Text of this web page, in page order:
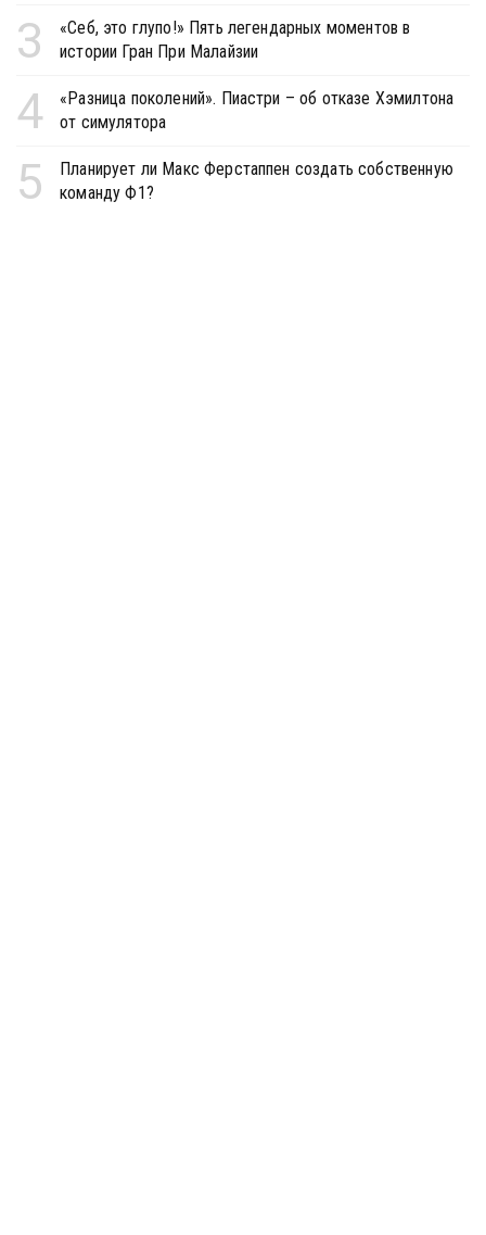
3
«Себ, это глупо!» Пять легендарных моментов в
истории Гран При Малайзии
4
«Разница поколений». Пиастри – об отказе Хэмилтона
от симулятора
5
Планирует ли Макс Ферстаппен создать собственную
команду Ф1?